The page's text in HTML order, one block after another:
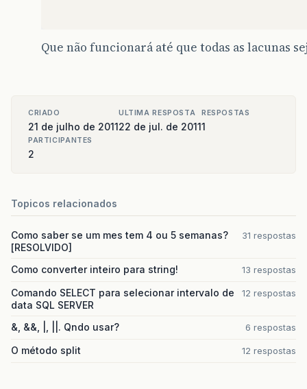
Que não funcionará até que todas as lacunas
CRIADO
21 de julho de 2011
ULTIMA RESPOSTA
22 de jul. de 2011
RESPOSTAS
1
PARTICIPANTES
2
Topicos relacionados
Como saber se um mes tem 4 ou 5 semanas?
[RESOLVIDO]
31 respostas
Como converter inteiro para string! 13 respostas
Comando SELECT para selecionar intervalo de
data SQL SERVER
12 respostas
&, &&, |, ||. Qndo usar? 6 respostas
O método split 12 respostas